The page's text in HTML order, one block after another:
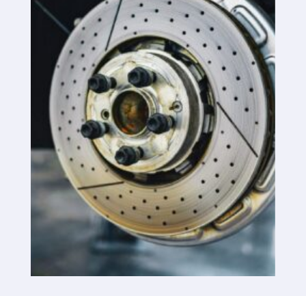
Benefícios
Para quem
Estamos à procura de localizações
De que é que estamos à procura?
O que é que oferecemos?
Recomendar localização